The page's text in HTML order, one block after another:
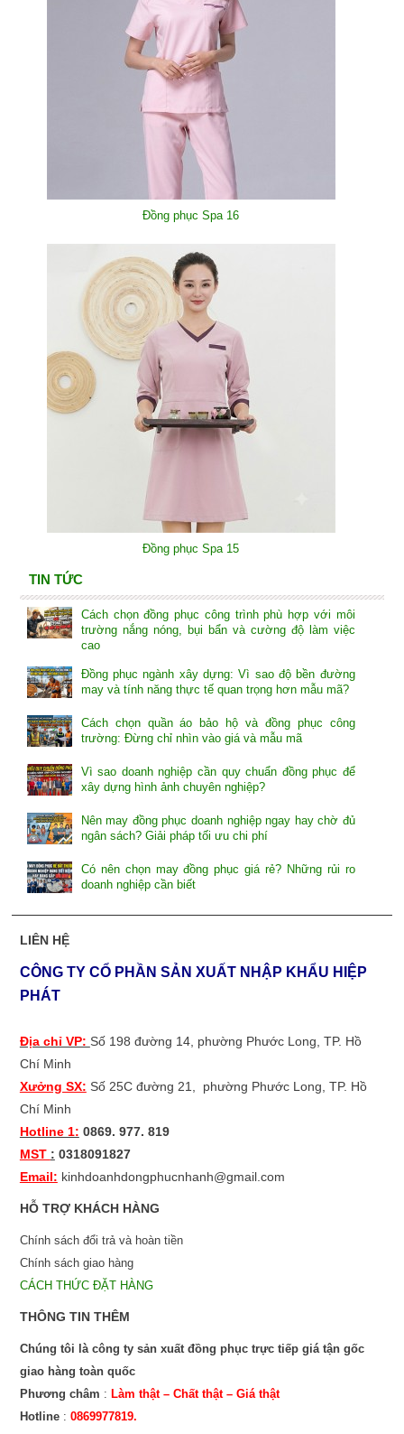
Đồng phục Spa 16
Đồng phục Spa 15
TIN TỨC
Cách chọn đồng phục công trình phù hợp với môi
trường nắng nóng, bụi bẩn và cường độ làm việc
cao
Đồng phục ngành xây dựng: Vì sao độ bền đường
may và tính năng thực tế quan trọng hơn mẫu mã?
Cách chọn quần áo bảo hộ và đồng phục công
trường: Đừng chỉ nhìn vào giá và mẫu mã
Vì sao doanh nghiệp cần quy chuẩn đồng phục để
xây dựng hình ảnh chuyên nghiệp?
Nên may đồng phục doanh nghiệp ngay hay chờ đủ
ngân sách? Giải pháp tối ưu chi phí
Có nên chọn may đồng phục giá rẻ? Những rủi ro
doanh nghiệp cần biết
LIÊN HỆ
CÔNG TY CỔ PHẦN SẢN XUẤT NHẬP KHẨU HIỆP
PHÁT
Địa chỉ VP: Số 198 đường 14, phường Phước Long, TP. Hồ
Chí Minh
Xưởng SX: Số 25C đường 21,
phường Phước Long, TP. Hồ
Chí Minh
Hotline 1: 0869. 977. 819
MST : 0318091827
Email: kinhdoanhdongphucnhanh@gmail.com
HỖ TRỢ KHÁCH HÀNG
Chính sách đổi trả và hoàn tiền
Chính sách giao hàng
CÁCH THỨC ĐẶT HÀNG
THÔNG TIN THÊM
Chúng tôi là công ty sản xuất đồng phục trực tiếp giá tận gốc
giao hàng toàn quốc
Phương châm : Làm thật – Chất thật – Giá thật
Hotline: 0869977819.